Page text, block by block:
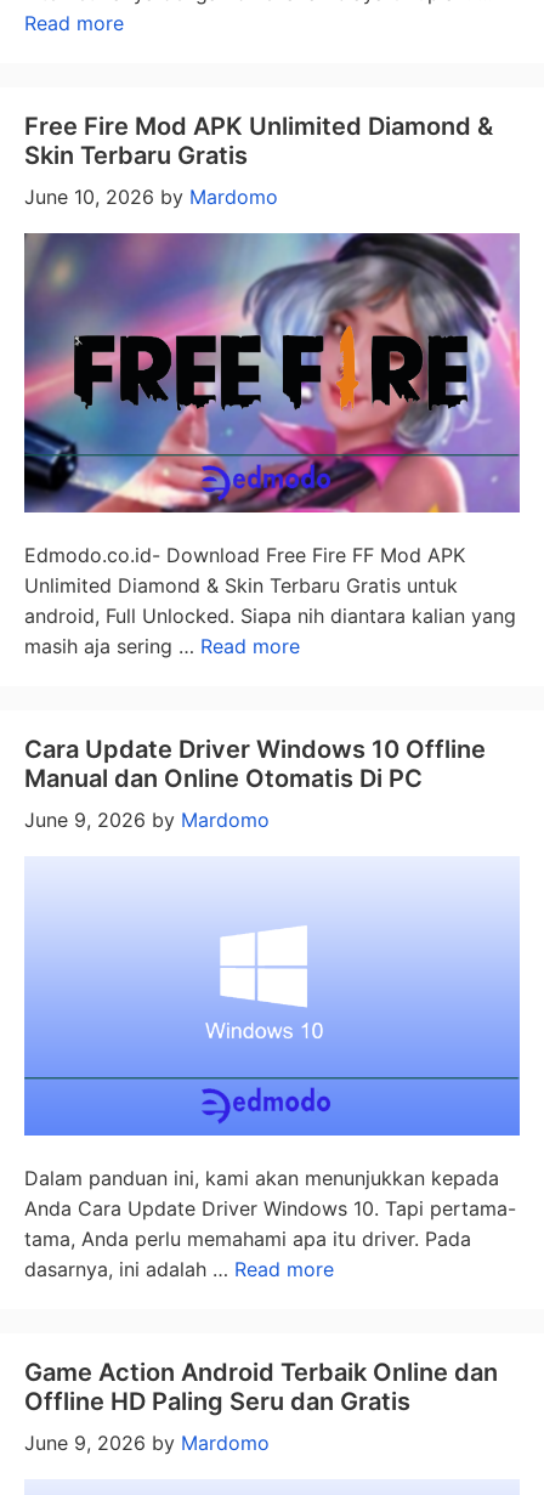
Read more
Free Fire Mod APK Unlimited Diamond &
Skin Terbaru Gratis
June 10, 2026 by Mardomo
Edmodo.co.id- Download Free Fire FF Mod APK
Unlimited Diamond & Skin Terbaru Gratis untuk
android, Full Unlocked. Siapa nih diantara kalian yang
masih aja sering … Read more
Cara Update Driver Windows 10 Offline
Manual dan Online Otomatis Di PC
June 9, 2026 by Mardomo
Dalam panduan ini, kami akan menunjukkan kepada
Anda Cara Update Driver Windows 10. Tapi pertama-
tama, Anda perlu memahami apa itu driver. Pada
dasarnya, ini adalah … Read more
Game Action Android Terbaik Online dan
Offline HD Paling Seru dan Gratis
June 9, 2026 by Mardomo